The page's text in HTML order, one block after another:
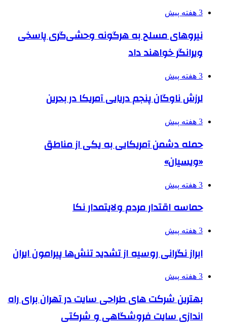
3 هفته پیش
نیروهای مسلح به هرگونه وحشی‌گری پاسخی
ویرانگر خواهند داد
3 هفته پیش
لرزش ناوگان پنجم دریایی آمریکا در بحرین
3 هفته پیش
حمله دشمن آمریکایی به یکی از مناطق
«ویسیان»
3 هفته پیش
حماسه اقتدار مردم ولایتمدار نکا
3 هفته پیش
ابراز نگرانی روسیه از تشدید تنش‌ها پیرامون ایران
3 هفته پیش
بهترین شرکت های طراحی سایت در تهران برای راه
اندازی سایت فروشگاهی و شرکتی